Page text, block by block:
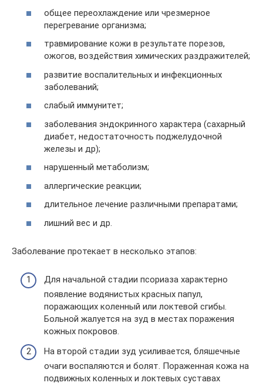
общее переохлаждение или чрезмерное
перегревание организма;
травмирование кожи в результате порезов,
ожогов, воздействия химических раздражителей;
развитие воспалительных и инфекционных
заболеваний;
слабый иммунитет;
заболевания эндокринного характера (сахарный
диабет, недостаточность поджелудочной
железы и др);
нарушенный метаболизм;
аллергические реакции;
длительное лечение различными препаратами;
лишний вес и др.
Заболевание протекает в несколько этапов:
Для начальной стадии псориаза характерно
появление водянистых красных папул,
поражающих коленный или локтевой сгибы.
Больной жалуется на зуд в местах поражения
кожных покровов.
На второй стадии зуд усиливается, бляшечные
очаги воспаляются и болят. Пораженная кожа на
подвижных коленных и локтевых суставах